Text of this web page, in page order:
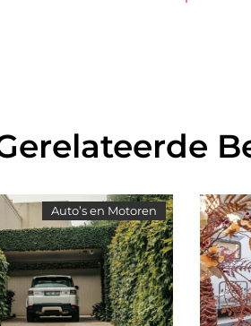
Auto’s en Motoren